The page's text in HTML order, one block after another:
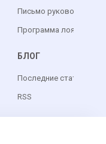
Письмо руководителю
Программа лояльности
БЛОГ
Последние статьи
RSS